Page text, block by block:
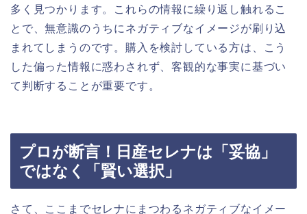
多く見つかります。これらの情報に繰り返し触れるこ
とで、無意識のうちにネガティブなイメージが刷り込
まれてしまうのです。購入を検討している方は、こう
した偏った情報に惑わされず、客観的な事実に基づい
て判断することが重要です。
プロが断言！日産セレナは「妥協」
ではなく「賢い選択」
さて、ここまでセレナにまつわるネガティブなイメー